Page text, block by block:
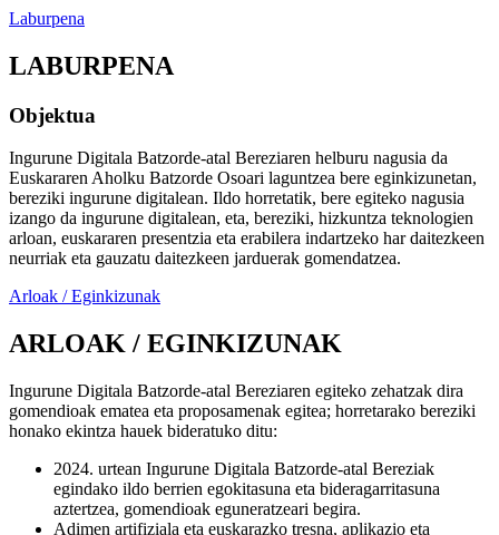
Laburpena
LABURPENA
Objektua
Ingurune Digitala Batzorde-atal Bereziaren helburu nagusia da
Euskararen Aholku Batzorde Osoari laguntzea bere eginkizunetan,
bereziki ingurune digitalean. Ildo horretatik, bere egiteko nagusia
izango da ingurune digitalean, eta, bereziki, hizkuntza teknologien
arloan, euskararen presentzia eta erabilera indartzeko har daitezkeen
neurriak eta gauzatu daitezkeen jarduerak gomendatzea.
Arloak / Eginkizunak
ARLOAK / EGINKIZUNAK
Ingurune Digitala Batzorde-atal Bereziaren egiteko zehatzak dira
gomendioak ematea eta proposamenak egitea; horretarako bereziki
honako ekintza hauek bideratuko ditu:
2024. urtean Ingurune Digitala Batzorde-atal Bereziak
egindako ildo berrien egokitasuna eta bideragarritasuna
aztertzea, gomendioak eguneratzeari begira.
Adimen artifiziala eta euskarazko tresna, aplikazio eta